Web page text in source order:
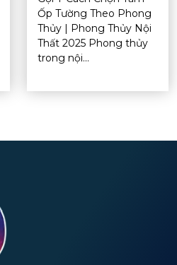
Ốp Tường Theo Phong
Thủy | Phong Thủy Nội
Thất 2025 Phong thủy
trong nội...